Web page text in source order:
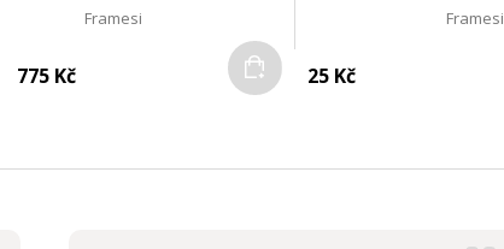
Framesi
775 Kč Do košíku
Framesi
25 Kč